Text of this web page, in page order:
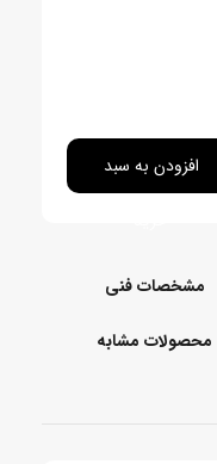
افزودن به سبد
مشخصات فنی
محصولات مشابه